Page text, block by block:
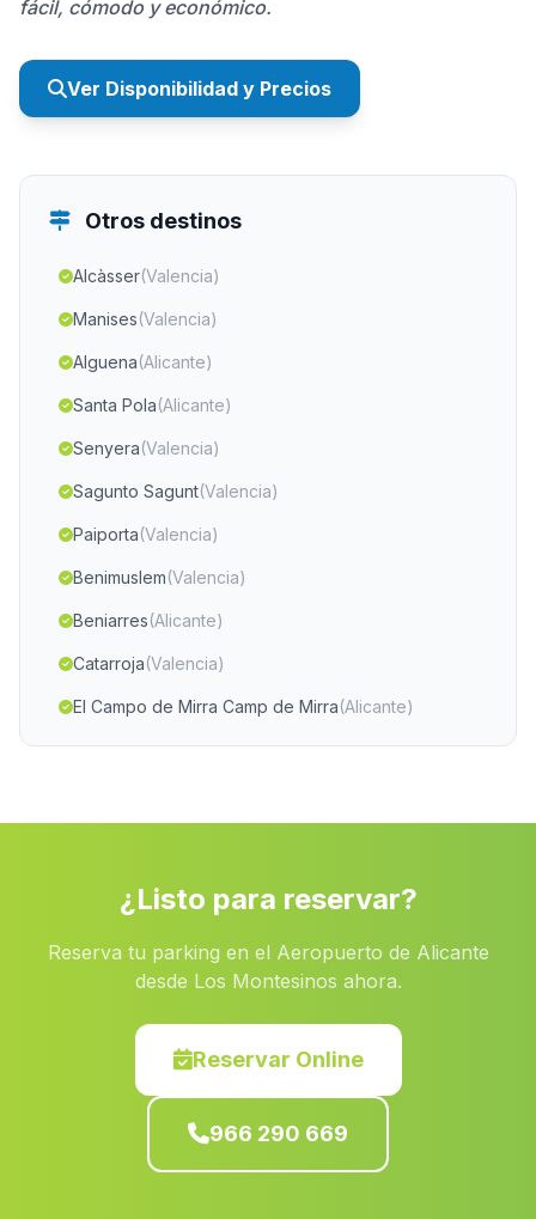
fácil, cómodo y económico.
Ver Disponibilidad y Precios
Otros destinos
Alcàsser(Valencia)
Manises(Valencia)
Alguena(Alicante)
Santa Pola(Alicante)
Senyera(Valencia)
Sagunto Sagunt(Valencia)
Paiporta(Valencia)
Benimuslem(Valencia)
Beniarres(Alicante)
Catarroja(Valencia)
El Campo de Mirra Camp de Mirra(Alicante)
Beniparrell(Valencia)
Massalfassar (Valencia)
Fuenterrobles (Valencia)
(Alicante)
(Valencia)
(Valencia)
¿Listo para reservar?
Reserva tu parking en el Aeropuerto de Alicante
desde Los Montesinos ahora.
Reservar Online
966 290 669